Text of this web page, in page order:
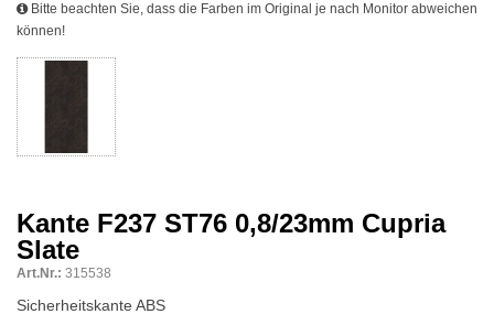
Bitte beachten Sie, dass die Farben im Original je nach Monitor abweichen
können!
Kante F237 ST76 0,8/23mm Cupria
Slate
Art.Nr.: 315538
Sicherheitskante ABS